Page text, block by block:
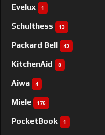
Evelux 1
Schulthess 13
Packard Bell 43
KitchenAid 8
Aiwa 4
Miele 176
PocketBook 1